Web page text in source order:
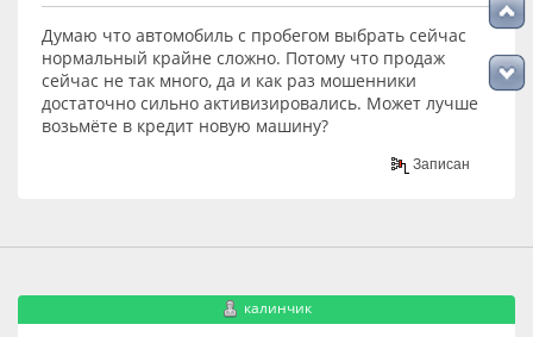
Думаю что автомобиль с пробегом выбрать сейчас
нормальный крайне сложно. Потому что продаж
сейчас не так много, да и как раз мошенники
достаточно сильно активизировались. Может лучше
возьмёте в кредит новую машину?
Записан
калинчик